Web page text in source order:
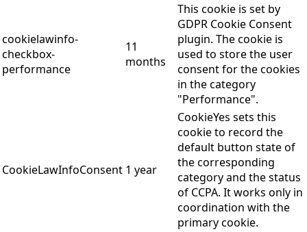
cookielawinfo-
checkbox-
performance
11
months
This cookie is set by
GDPR Cookie Consent
plugin. The cookie is
used to store the user
consent for the cookies
in the category
"Performance".
CookieLawInfoConsent 1 year
CookieYes sets this
cookie to record the
default button state of
the corresponding
category and the status
of CCPA. It works only in
coordination with the
primary cookie.